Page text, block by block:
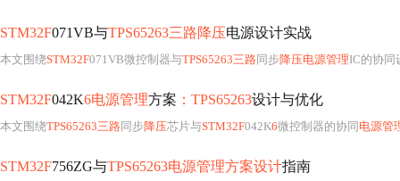
STM32F071VB与TPS65263三路降压电源设计实战
本文围绕STM32F071VB微控制器与TPS65263三路同步降压电源管理IC的协同设计展开，重点阐述
STM32F042K6电源管理方案 ：TPS65263设计与优化
本文围绕TPS65263三路同步降压芯片与STM32F042K6微控制器的协同 电源管
STM32F756ZG与TPS65263电源管理方案设计指南